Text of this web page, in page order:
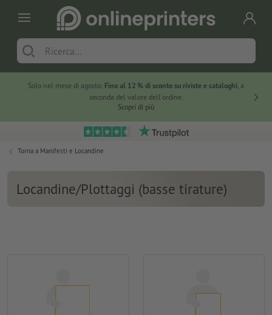
Solo nel mese di agosto: Fino al 12 % di sconto su riviste e cataloghi, a
seconda del valore dell'ordine.
Scopri di più
Torna a Manifesti e Locandine
Locandine/Plottaggi (basse tirature)